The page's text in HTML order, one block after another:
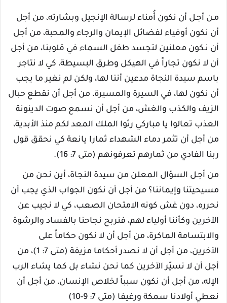
مـن أجـل أن نكون أُمناء لرسالة الإنجيل وبشارته، من أجل
أن نكون أوفياء لفضائل الإيمان والرجاء والمحبة، من أجل
أن نـكون معلنين لتجسد طفل السماء في قلوبنا، من أجل
أن لا نكون تجاراً في الهيكل وطرق البسيطة، كي لا نتاجر
باسم سيدة النجاة مدعين أننا لها، ولكن لم نغير ما يجب
أن نكون لها، في السيرة والمسيرة، من أجل أن نقطع حبال
الزيف والكذب والغش، من أجل أن نسمع صوت الدينونة
العذب تعالوا يا مباركي رثوا الملك المعد لكم منذ الأبدية،
من أجل أن تثمر دماء الشهداء ثمارا يانعة كي نحقق قول
ربنا الفادي من ثمارهم تعرفونهم (متى 7: 16).
من أجـل السؤال المعلن من سيدة النجاة، أين نحن من
مسيحيتنا وإيماننا؟ من أجل أن نكون الجواب الذي يجب أن
نحرره، دون غش كونه الامتحان الصعب، كي لا نجيب عن
الآخرين وكأننا أولياء لهم، فنربح نجاحنا بالفساد والرشوة
والابتسامة الماكرة، من أجل أن لا نكون حكاماً على
الآخرين، من أجل أن لا نصدر أحكاما مزيفة (متى 7: 1)، من
أجل أن لا نسيّر الآخرين كما نحن نشاء بل كما يشاء الرب
الإله، من أجل أن نكون سبباً لخلاص الإنسان، من أجل أن
نعطي أولادنا سمكة ورغيفا (متى 7: 9-10)